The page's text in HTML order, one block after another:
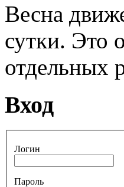
Весна
сутки. Это
отдельных
Вход
Логин
Пароль